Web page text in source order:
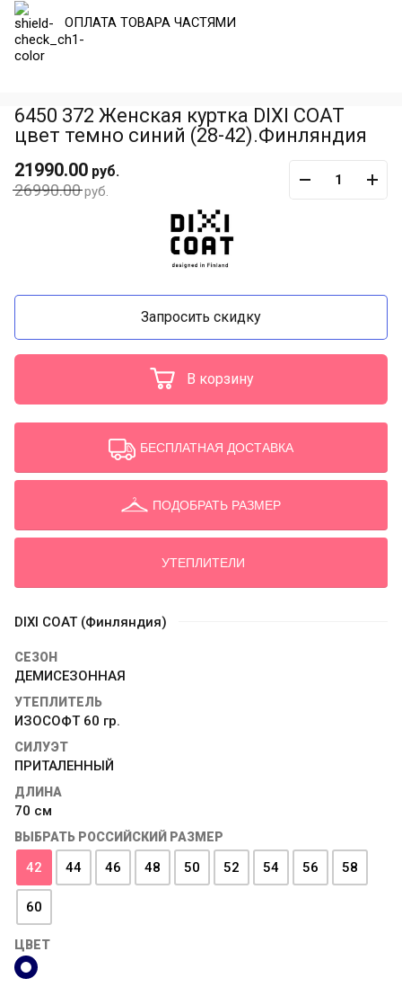
ОПЛАТА ТОВАРА ЧАСТЯМИ
6450 372 Женская куртка DIXI COAT
цвет темно синий (28-42).Финляндия
26990.00руб.
21990.00 руб.
В корзину
Запросить скидку
БЕСПЛАТНАЯ ДОСТАВКА
ПОДОБРАТЬ РАЗМЕР
УТЕПЛИТЕЛИ
DIXI COAT (Финляндия)
СЕЗОН
ДЕМИСЕЗОННАЯ
УТЕПЛИТЕЛЬ
ИЗОСОФТ 60 гр.
СИЛУЭТ
ПРИТАЛЕННЫЙ
ДЛИНА
70 см
ВЫБРАТЬ РОССИЙСКИЙ РАЗМЕР
42 44 46 48 50 52 54 56 58
60
ЦВЕТ